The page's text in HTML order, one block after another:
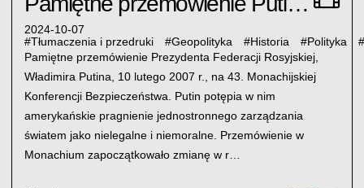
2024-10-07
#Tłumaczenia i przedruki #Geopolityka #Historia #Polityka
#
Pamiętne przemówienie Prezydenta Federacji Rosyjskiej,
Władimira Putina, 10 lutego 2007 r., na 43. Monachijskiej
Konferencji Bezpieczeństwa. Putin potępia w nim
amerykańskie pragnienie jednostronnego zarządzania
światem jako nielegalne i niemoralne. Przemówienie w
Monachium zapoczątkowało zmianę w r…